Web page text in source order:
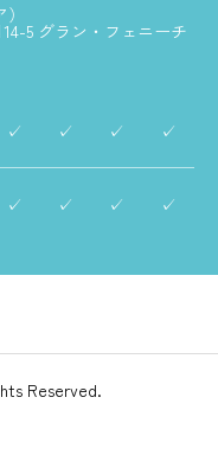
5 グラン・フェニーチ
✓ ✓ ✓ ✓
✓ ✓ ✓ ✓
Reserved.